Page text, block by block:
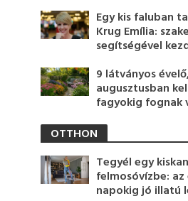
Egy kis faluban
Krug Emília:
segítségével
9 látványos
augusztusban
fagyokig fognak
OTTHON
Tegyél egy
felmosóvízbe: az
napokig jó illatú